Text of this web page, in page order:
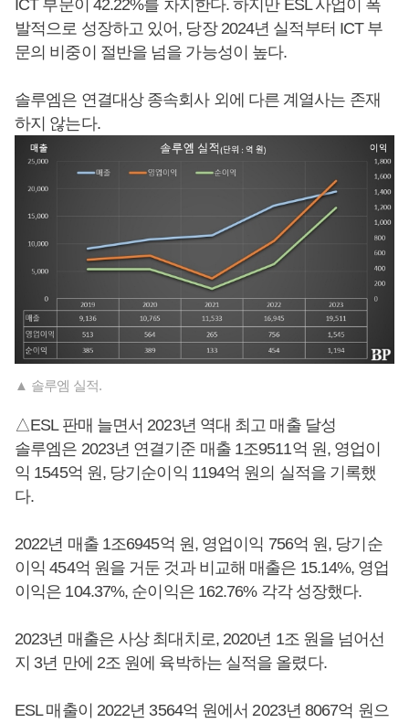
ICT 부문이 42.22%를 차지한다. 하지만 ESL 사업이 폭
발적으로 성장하고 있어, 당장 2024년 실적부터 ICT 부
문의 비중이 절반을 넘을 가능성이 높다.
솔루엠은 연결대상 종속회사 외에 다른 계열사는 존재
하지 않는다.
▲ 솔루엠 실적.
△ESL 판매 늘면서 2023년 역대 최고 매출 달성
솔루엠은 2023년 연결기준 매출 1조9511억 원, 영업이
익 1545억 원, 당기순이익 1194억 원의 실적을 기록했
다.
2022년 매출 1조6945억 원, 영업이익 756억 원, 당기순
이익 454억 원을 거둔 것과 비교해 매출은 15.14%, 영업
이익은 104.37%, 순이익은 162.76% 각각 성장했다.
2023년 매출은 사상 최대치로, 2020년 1조 원을 넘어선
지 3년 만에 2조 원에 육박하는 실적을 올렸다.
ESL 매출이 2022년 3564억 원에서 2023년 8067억 원으